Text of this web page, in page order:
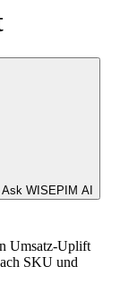
Ask WISEPIM AI
Umsatz-Uplift
SKU und